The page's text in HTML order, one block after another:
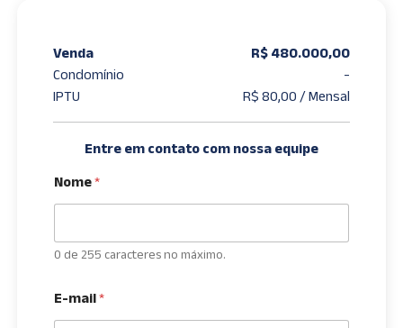
Venda
R$ 480.000,00
Condomínio
-
IPTU
R$ 80,00 / Mensal
Entre em contato com nossa equipe
Nome*
0 de 255 caracteres no máximo.
E-mail*